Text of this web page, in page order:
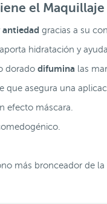
el
antiedad gracias a su
aporta hidratación y
dorado difumina las
que asegura una
efecto máscara.
más bronceador de la